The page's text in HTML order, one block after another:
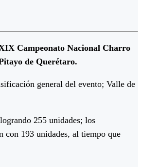
Campeonato Nacional Charro
de Querétaro.
general del evento; Valle de
255 unidades; los
con 193 unidades, al tiempo que